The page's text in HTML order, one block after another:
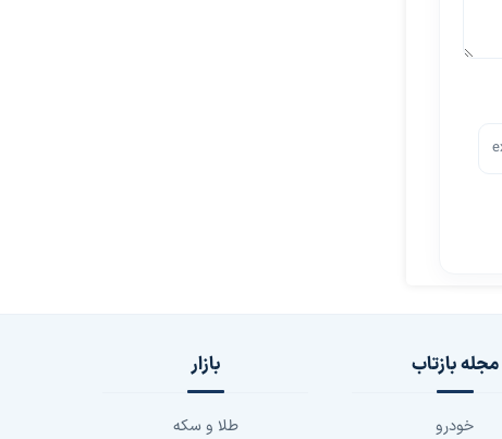
مجله بازتاب
خودرو
بازار
طلا و سکه